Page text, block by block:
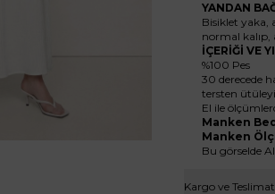
YANDAN
Bisiklet yaka,
normal kalıp,
İÇERİĞİ VE
%100 Pes
30 derecede
tersten
El ile
Manken
Manken
Bu görselde
Kargo ve Teslimat